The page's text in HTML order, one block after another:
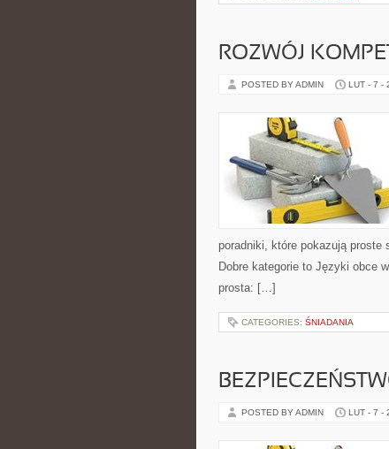
ROZWÓJ
POSTED BY ADMIN LUT - 7 -
poradniki, które pokazują proste
Dobre kategorie to Języki obce
prosta: […]
CATEGORIES: ŚNIADANIA
POSTED BY ADMIN LUT - 7 -